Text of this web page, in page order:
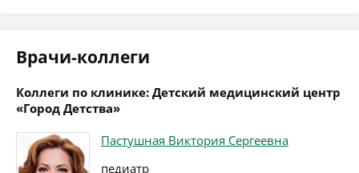
Врачи-коллеги
Коллеги по клинике: Детский медицинский центр
«Город Детства»
Пастушная Виктория Сергеевна
педиатр